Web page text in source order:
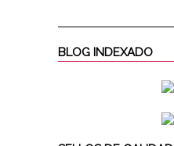
BLOG INDEXADO